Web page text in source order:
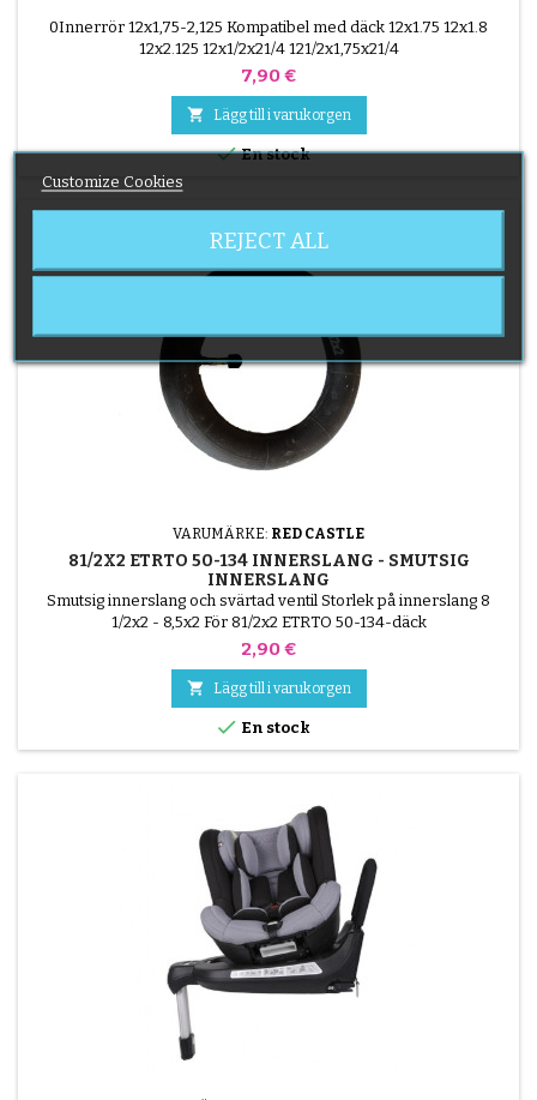
0Innerrör 12x1,75-2,125 Kompatibel med däck 12x1.75 12x1.8
12x2.125 12x1/2x21/4 121/2x1,75x21/4
Pris
7,90 €
 Lägg till i varukorgen
En stock
VARUMÄRKE: RED CASTLE
81/2X2 ETRTO 50-134 INNERSLANG - SMUTSIG
INNERSLANG
Smutsig innerslang och svärtad ventil Storlek på innerslang 8
1/2x2 - 8,5x2 För 81/2x2 ETRTO 50-134-däck
Pris
2,90 €
 Lägg till i varukorgen
 En stock
Customize Cookies
REJECT ALL